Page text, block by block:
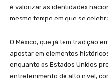
é valorizar as identidades
mesmo tempo em que se
O México, que já tem tradição
apostar em elementos
enquanto os Estados Unidos
entretenimento de alto nível,